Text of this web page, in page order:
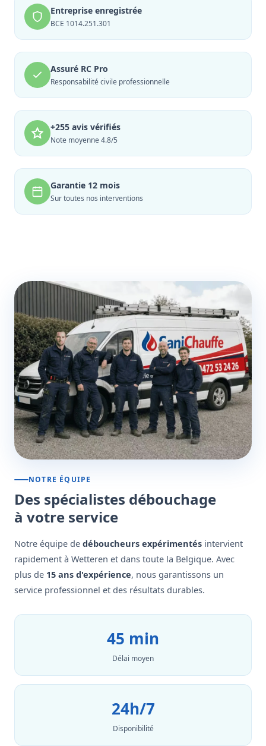
Entreprise enregistrée
BCE 1014.251.301
Assuré RC Pro
Responsabilité civile professionnelle
+255 avis vérifiés
Note moyenne 4.8/5
Garantie 12 mois
Sur toutes nos interventions
NOTRE ÉQUIPE
Des spécialistes débouchage
à votre service
Notre équipe de déboucheurs expérimentés intervient
rapidement à Wetteren et dans toute la Belgique. Avec
plus de 15 ans d'expérience, nous garantissons un
service professionnel et des résultats durables.
45 min
Délai moyen
24h/7
Disponibilité